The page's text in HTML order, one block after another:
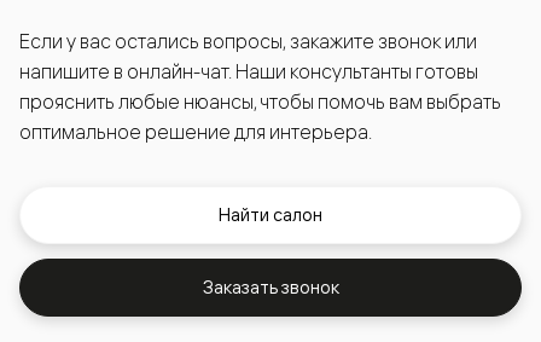
Если у вас остались вопросы, закажите звонок или
напишите в онлайн-чат. Наши консультанты готовы
прояснить любые нюансы, чтобы помочь вам выбрать
оптимальное решение для интерьера.
Найти салон
Заказать звонок